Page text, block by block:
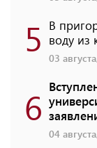
5 В
воду из
03
6
04